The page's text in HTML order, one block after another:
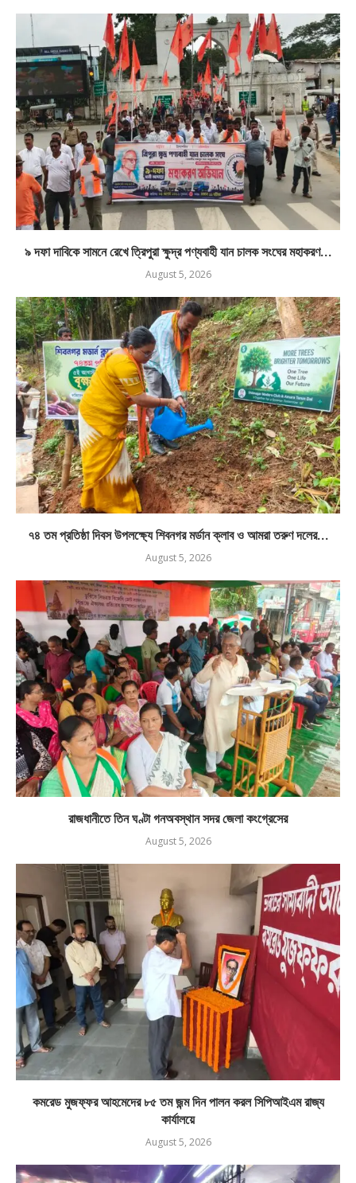
৯ দফা দাবিকে সামনে রেখে ত্রিপুরা ক্ষুদ্র পণ্যবাহী যান চালক সংঘের মহাকরণ...
August 5, 2026
৭৪ তম প্রতিষ্ঠা দিবস উপলক্ষ্যে শিবনগর মর্ডান ক্লাব ও আমরা তরুণ দলের...
August 5, 2026
রাজধানীতে তিন ঘণ্টা গনঅবস্থান সদর জেলা কংগ্রেসের
August 5, 2026
কমরেড মুজফ্ফর আহমেদের ৮৫ তম জন্ম দিন পালন করল সিপিআইএম রাজ্য
কার্যালয়ে
August 5, 2026